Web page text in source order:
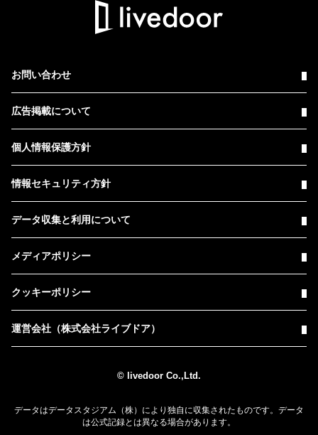
お問い合わせ
広告掲載について
個人情報保護方針
情報セキュリティ方針
データ収集と利用について
メディアポリシー
クッキーポリシー
運営会社（株式会社ライブドア）
© livedoor Co.,Ltd.
データはデータスタジアム（株）により独自に収集されたものです。データ
は公式記録とは異なる場合があります。